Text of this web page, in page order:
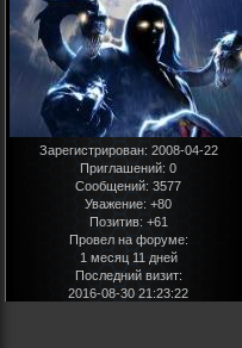
Зарегистрирован: 2008-04-22
Приглашений: 0
Сообщений: 3577
Уважение: +80
Позитив: +61
Провел на форуме:
1 месяц 11 дней
Последний визит:
2016-08-30 21:23:22